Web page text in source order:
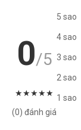
0/5
★★★★★
(0) đánh giá
5 sao
4 sao
3 sao
2 sao
1 sao